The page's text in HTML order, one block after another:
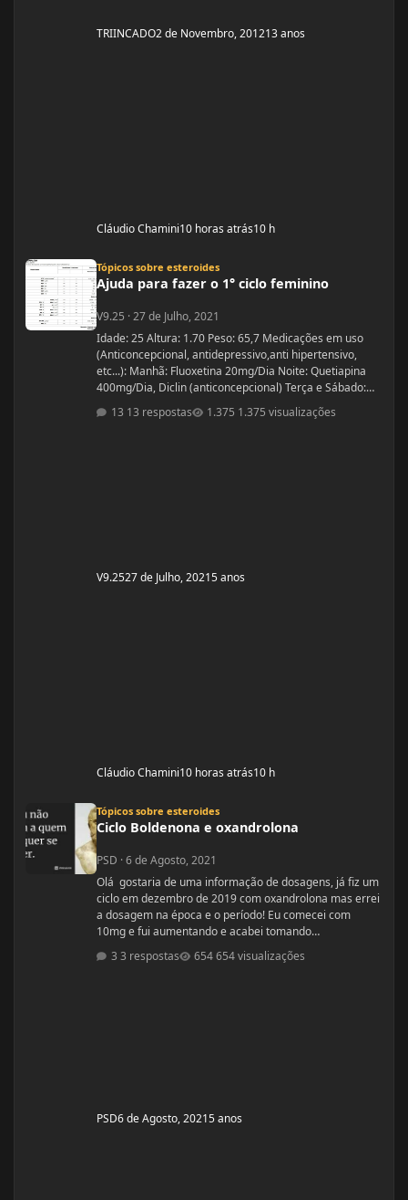
TRIINCADO2 de Novembro, 201213 anos
Cláudio Chamini10 horas atrás10 h
Tópicos sobre esteroides
Ajuda para fazer o 1° ciclo feminino
V9.25 ·27 de Julho, 2021
Idade: 25 Altura: 1.70 Peso: 65,7 Medicações em uso
(Anticoncepcional, antidepressivo,anti hipertensivo,
etc...): Manhã: Fluoxetina 20mg/Dia Noite: Quetiapina
400mg/Dia, Diclin (anticoncepcional) Terça e Sábado:
cirurgias: Frequentemente tenho hipoglicemia oque faz
13 respostas 1.375 visualizações
V9.2527 de Julho, 20215 anos
Cláudio Chamini10 horas atrás10 h
Tópicos sobre esteroides
Ciclo Boldenona e oxandrolona
PSD ·6 de Agosto, 2021
Olá gostaria de uma informação de dosagens, já fiz um
ciclo em dezembro de 2019 com oxandrolona mas errei
a dosagem na época e o período! Eu comecei com
10mg e fui aumentando e acabei tomando
60mg porque entendi errado foram 4 semanas tive
ganhos de 5 quilos. Eu já treinava na época a 4 anos já
3 respostas 654 visualizações
PSD6 de Agosto, 20215 anos